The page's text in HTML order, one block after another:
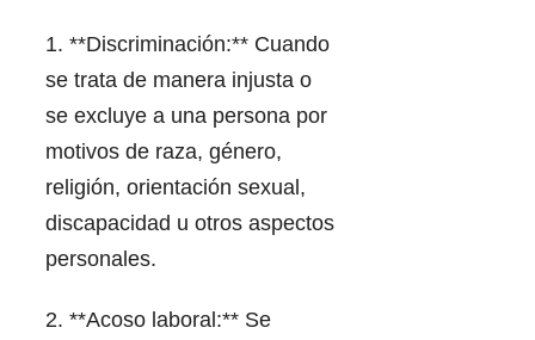
1. **Discriminación:** Cuando
se trata de manera injusta o
se excluye a una persona por
motivos de raza, género,
religión, orientación sexual,
discapacidad u otros aspectos
personales.
2. **Acoso laboral:** Se